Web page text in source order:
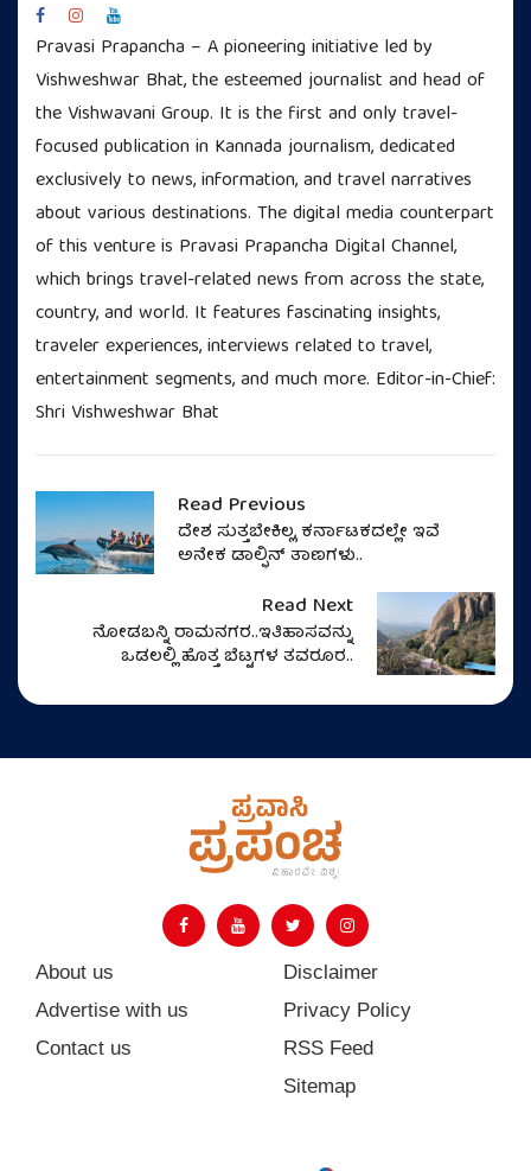
Pravasi Prapancha – A pioneering initiative led by
Vishweshwar Bhat, the esteemed journalist and head of
the Vishwavani Group. It is the first and only travel-
focused publication in Kannada journalism, dedicated
exclusively to news, information, and travel narratives
about various destinations. The digital media counterpart
of this venture is Pravasi Prapancha Digital Channel,
which brings travel-related news from across the state,
country, and world. It features fascinating insights,
traveler experiences, interviews related to travel,
entertainment segments, and much more. Editor-in-Chief:
Shri Vishweshwar Bhat
Read Previous
ದೇಶ ಸುತ್ತಬೇಕಿಲ್ಲ, ಕರ್ನಾಟಕದಲ್ಲೇ ಇವೆ
ಅನೇಕ ಡಾಲ್ಫಿನ್‌ ತಾಣಗಳು..
Read Next
ನೋಡಬನ್ನಿ ರಾಮನಗರ..ಇತಿಹಾಸವನ್ನು
ಒಡಲಲ್ಲಿ ಹೊತ್ತ ಬೆಟ್ಟಗಳ ತವರೂರ..
About us
Advertise with us
Contact us
Disclaimer
Privacy Policy
RSS Feed
Sitemap